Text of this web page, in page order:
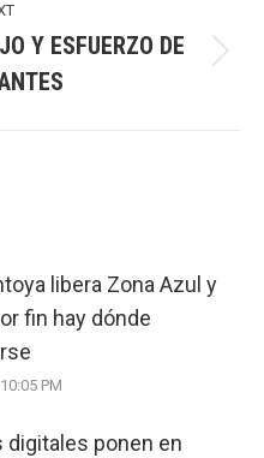
Y ESFUERZO DE
libera Zona Azul y
fin hay dónde
PM
digitales ponen en